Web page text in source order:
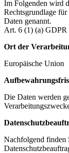
Im Folgenden wird
Rechtsgrundlage
Daten genannt.
Art. 6 (1) (a) GDPR
Ort der
Europäische Union
Die Daten werden
Nachfolgend finden